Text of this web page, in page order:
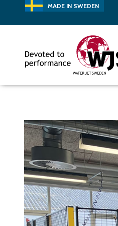
MADE IN SWEDEN